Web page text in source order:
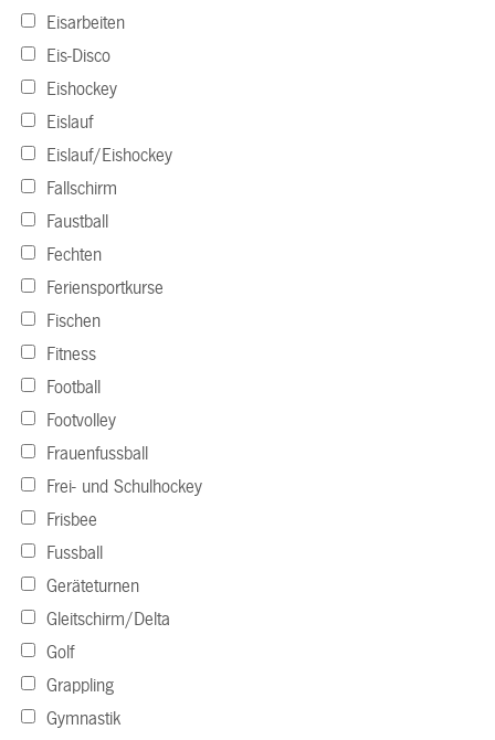
Eisarbeiten
Eis-Disco
Eishockey
Eislauf
Eislauf/Eishockey
Fallschirm
Faustball
Fechten
Feriensportkurse
Fischen
Fitness
Football
Footvolley
Frauenfussball
Frei- und Schulhockey
Frisbee
Fussball
Geräteturnen
Gleitschirm/Delta
Golf
Grappling
Gymnastik